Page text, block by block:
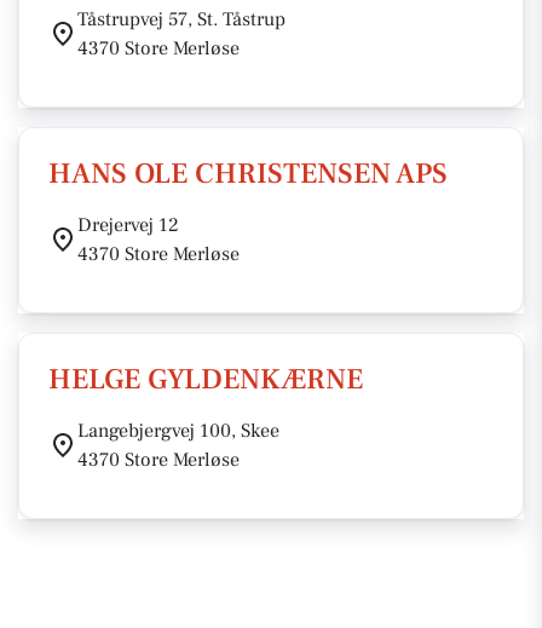
Tåstrupvej 57, St. Tåstrup
4370 Store Merløse
HANS OLE CHRISTENSEN APS
Drejervej 12
4370 Store Merløse
HELGE GYLDENKÆRNE
Langebjergvej 100, Skee
4370 Store Merløse